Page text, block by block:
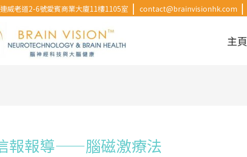
威老道2-6號愛賓商業大廈11樓1105室 | contact@brainvisionhk.com |
主頁
報報導——腦磁激療法